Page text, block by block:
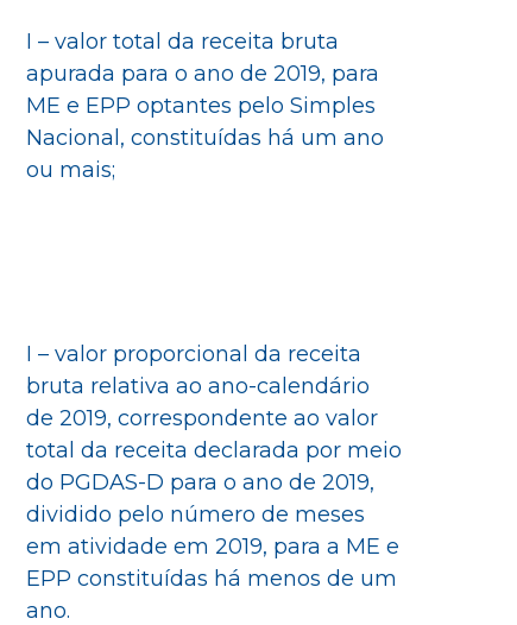
I – valor total da receita bruta
apurada para o ano de 2019, para
ME e EPP optantes pelo Simples
Nacional, constituídas há um ano
ou mais;
I – valor proporcional da receita
bruta relativa ao ano-calendário
de 2019, correspondente ao valor
total da receita declarada por meio
do PGDAS-D para o ano de 2019,
dividido pelo número de meses
em atividade em 2019, para a ME e
EPP constituídas há menos de um
ano.